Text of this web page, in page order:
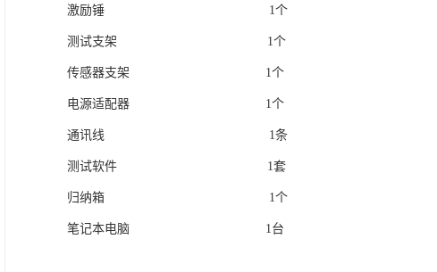
激励锤 1个
测试支架 1个
传感器支架 1个
电源适配器 1个
通讯线 1条
测试软件 1套
归纳箱 1个
笔记本电脑 1台